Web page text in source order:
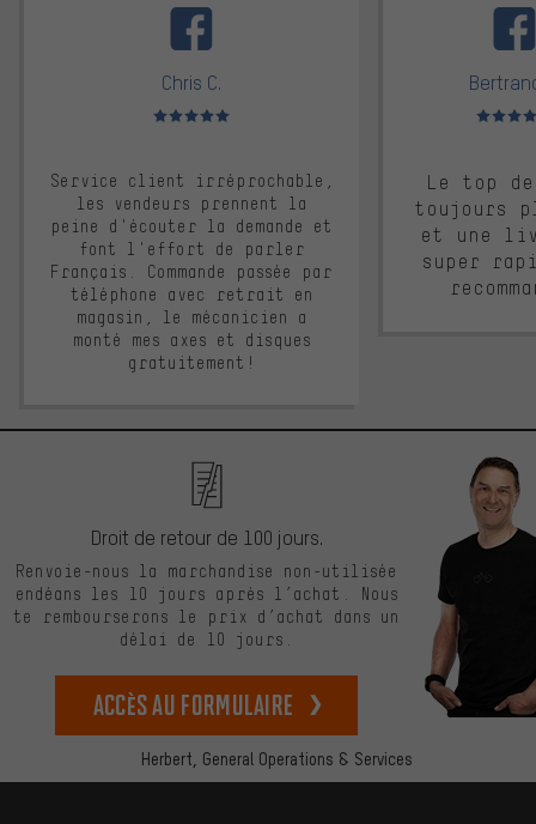
Chris C.
Note moyenne : 5 sur 5
Service client irréprochable,
les vendeurs prennent la
peine d'écouter la demande et
font l'effort de parler
Français. Commande passée par
téléphone avec retrait en
magasin, le mécanicien a
monté mes axes et disques
gratuitement!
Note
Le top
toujours
et une
super
Herbert, General Operations & Services
Droit de retour de 100 jours.
Renvoie-nous la marchandise non-utilisée
endéans les 10 jours après l’achat. Nous
te rembourserons le prix d’achat dans un
délai de 10 jours.
Accès au formulaire